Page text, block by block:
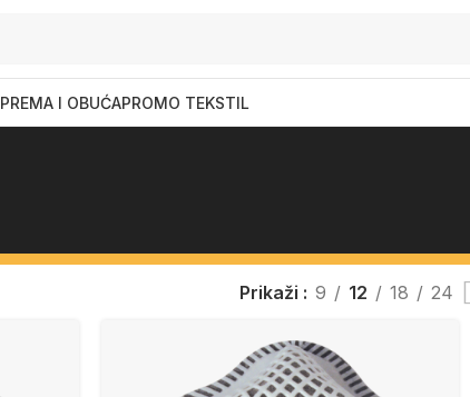
I OBUĆAPROMO TEKSTIL
Prikaži 9 12 18 24